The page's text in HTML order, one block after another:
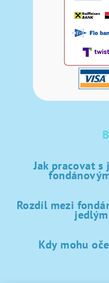
Jak pracovat
Rozdíl mezi
Kdy mohu